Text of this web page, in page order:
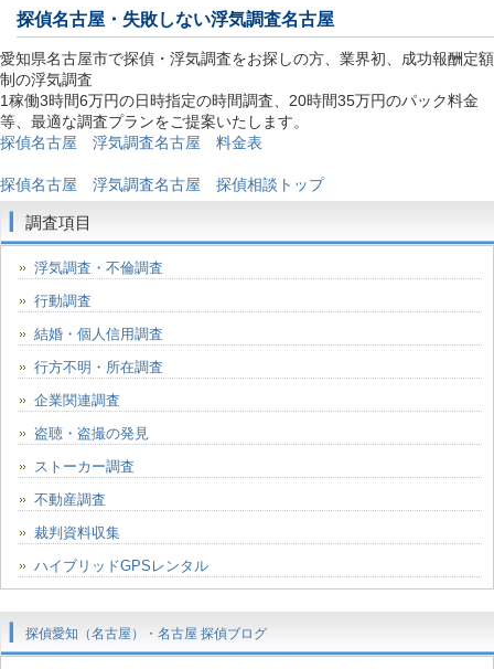
探偵名古屋 ・失敗しない浮気調査名古屋
愛知県名古屋市で探偵・浮気調査をお探しの方、業界初、成功報酬定額
制の浮気調査
1稼働3時間6万円の日時指定の時間調査、20時間35万円のパック料金
等、最適な調査プランをご提案いたします。
探偵名古屋 浮気調査名古屋 料金表
探偵名古屋 浮気調査名古屋 探偵相談トップ
調査項目
浮気調査・不倫調査
行動調査
結婚・個人信用調査
行方不明・所在調査
企業関連調査
盗聴・盗撮の発見
ストーカー調査
不動産調査
裁判資料収集
ハイブリッドGPSレンタル
探偵愛知（名古屋）・名古屋 探偵ブログ